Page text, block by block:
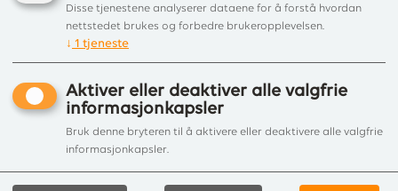
SCAN 5103 RAMME
90 GR FR/FL
JØTUL I 400
Disse tjenestene analyserer dataene for å forstå hvordan
nettstedet brukes og forbedre brukeropplevelsen.
↓ 1 tjeneste
Aktiver eller deaktiver alle valgfrie
informasjonkapsler
Bruk denne bryteren til å aktivere eller deaktivere alle valgfrie
informasjonkapsler.